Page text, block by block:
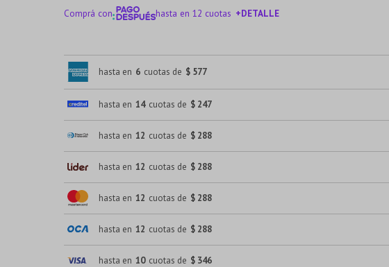
Comprá con hasta en 12 cuotas +DETALLE
hasta en 6 cuotas de $ 577
hasta en 14 cuotas de $ 247
hasta en 12 cuotas de $ 288
hasta en 12 cuotas de $ 288
hasta en 12 cuotas de $ 288
hasta en 12 cuotas de $ 288
hasta en 10 cuotas de $ 346